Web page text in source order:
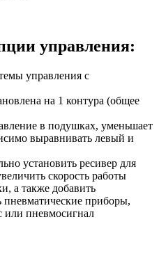
управления:
управления с
на 1 контура (общее
в подушках, уменьшает
выравнивать левый и
установить ресивер для
скорость работы
а также добавить
пневматические приборы,
или пневмосигнал